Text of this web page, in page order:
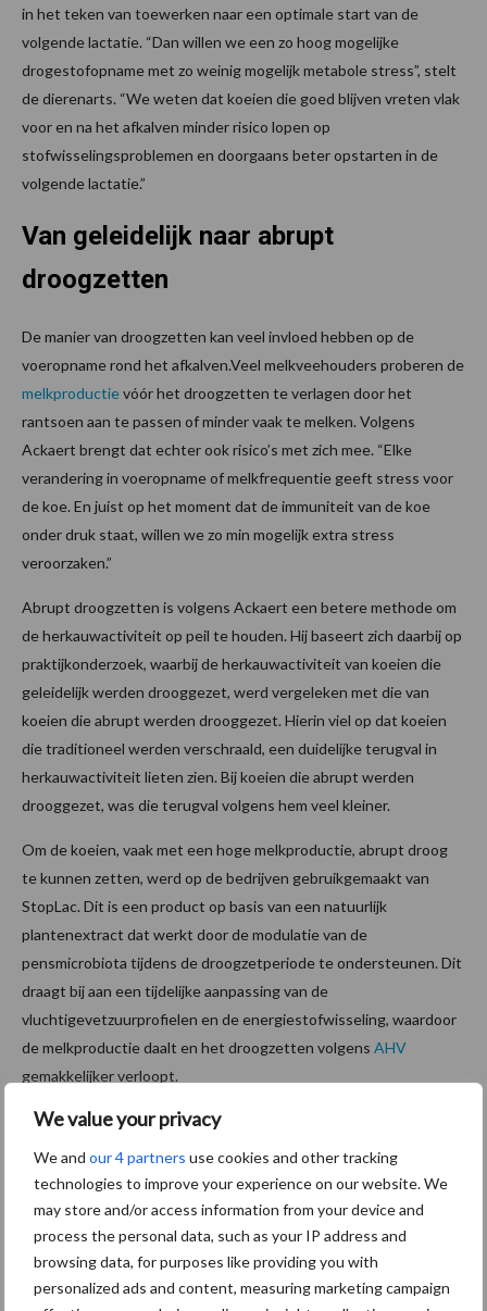
We value your privacy
We and our 4 partners use cookies and other tracking
technologies to improve your experience on our website. We
may store and/or access information from your device and
process the personal data, such as your IP address and
browsing data, for purposes like providing you with
personalized ads and content, measuring marketing campaign
in het teken van toewerken naar een optimale start van de
volgende lactatie. “Dan willen we een zo hoog mogelijke
drogestofopname met zo weinig mogelijk metabole stress”, stelt
de dierenarts. “We weten dat koeien die goed blijven vreten vlak
voor en na het afkalven minder risico lopen op
stofwisselingsproblemen en doorgaans beter opstarten in de
volgende lactatie.”
Van geleidelijk naar abrupt
droogzetten
De manier van droogzetten kan veel invloed hebben op de
voeropname rond het afkalven.Veel melkveehouders proberen de
melkproductievóór het droogzetten te verlagen door het
rantsoen aan te passen of minder vaak te melken. Volgens
Ackaert brengt dat echter ook risico’s met zich mee. “Elke
verandering in voeropname of melkfrequentie geeft stress voor
de koe. En juist op het moment dat de immuniteit van de koe
onder druk staat, willen we zo min mogelijk extra stress
veroorzaken.”
Abrupt droogzetten is volgens Ackaert een betere methode om
de herkauwactiviteit op peil te houden. Hij baseert zich daarbij op
praktijkonderzoek, waarbij de herkauwactiviteit van koeien die
geleidelijk werden drooggezet, werd vergeleken met die van
koeien die abrupt werden drooggezet. Hierin viel op dat koeien
die traditioneel werden verschraald, een duidelijke terugval in
herkauwactiviteit lieten zien. Bij koeien die abrupt werden
drooggezet, was die terugval volgens hem veel kleiner.
Om de koeien, vaak met een hoge melkproductie, abrupt droog
te kunnen zetten, werd op de bedrijven gebruikgemaakt van
StopLac. Dit is een product op basis van een natuurlijk
plantenextract dat werkt door de modulatie van de
pensmicrobiota tijdens de droogzetperiode te ondersteunen. Dit
draagt bij aan een tijdelijke aanpassing van de
vluchtigevetzuurprofielen en de energiestofwisseling, waardoor
de melkproductie daalt en het droogzetten volgens AHV
gemakkelijker verloopt.
De basis blijft water en voer
Goed transitiemanagement gaat uiteraard veel verder dan alleen
droogzetten. Alle basisvoorwaarden moeten kloppen. “Dat
betekent goed voer en een goede watervoorziening, zeker ook
bij de droogstaande koeien. Dat klinkt eenvoudig, maar daar valt
op veel bedrijven nog winst te behalen.”